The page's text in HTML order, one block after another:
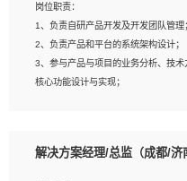
与实现，熟悉常用开源框架及设计模式
4、熟悉Golang、连接池、消息队列
跟工具使用；
5、对技术有激情，喜欢钻研，能快
强，良好的沟通表达能力和团队协作能
岗位职责：
1、负责自研产品开发及开发团队管理
2、负责产品和平台的系统架构设计；
3、参与产品与项目的业务分析、技
核心功能设计与实现；
解决方案经理/总监（成都/济